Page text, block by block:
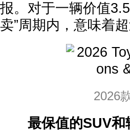
报。对于一辆价值
卖”周期内，意味着
2026
最保值的SUV和